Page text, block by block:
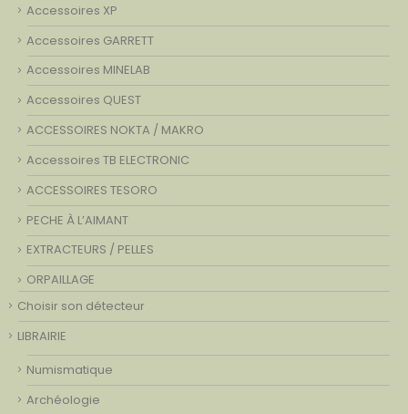
Accessoires XP
Accessoires GARRETT
Accessoires MINELAB
Accessoires QUEST
ACCESSOIRES NOKTA / MAKRO
Accessoires TB ELECTRONIC
ACCESSOIRES TESORO
PECHE À L’AIMANT
EXTRACTEURS / PELLES
ORPAILLAGE
Choisir son détecteur
LIBRAIRIE
Numismatique
Archéologie